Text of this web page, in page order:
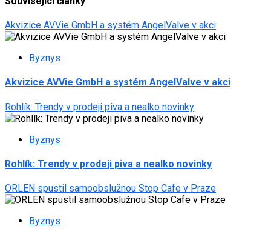
Akvizice AVVie GmbH a systém AngelValve v akci
Byznys
Akvizice AVVie GmbH a systém AngelValve v akci
Rohlík: Trendy v prodeji piva a nealko novinky
Byznys
Rohlík: Trendy v prodeji piva a nealko novinky
ORLEN spustil samoobslužnou Stop Cafe v Praze
Byznys